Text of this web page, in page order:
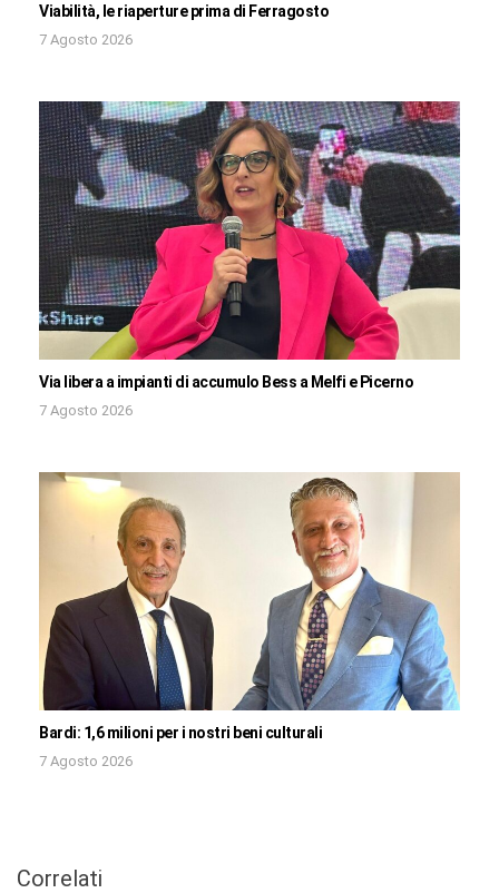
Viabilità, le riaperture prima di Ferragosto
7 Agosto 2026
Via libera a impianti di accumulo Bess a Melfi e Picerno
7 Agosto 2026
Bardi: 1,6 milioni per i nostri beni culturali
7 Agosto 2026
Correlati